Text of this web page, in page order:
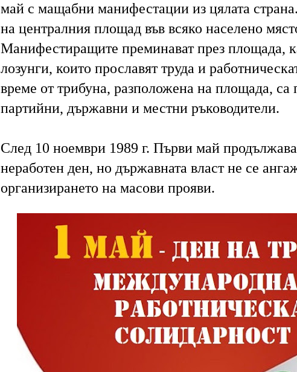
май с мащабни манифестации из цялата
на централния площад във всяко населено
Манифестиращите преминават през площада,
лозунги, които прославят труда и
време от трибуна, разположена на площада, са
партийни, държавни и местни ръководители.
След 10 ноември 1989 г. Първи май
неработен ден, но държавната власт не се
организирането на масови прояви.